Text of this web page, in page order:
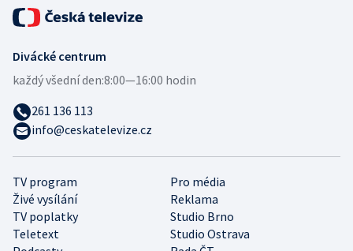
TV program
Pro média
Živé vysílání
Reklama
TV poplatky
Studio Brno
Teletext
Studio Ostrava
Divácké centrum
každý všední den:8:00—16:00 hodin
261 136 113
info@ceskatelevize.cz